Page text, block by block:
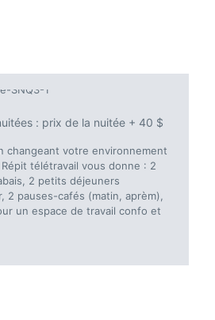
: prix de la nuitée + 40 $
changeant votre environnement
télétravail vous donne : 2
2 petits déjeuners
2 pauses-cafés (matin, aprèm),
un espace de travail confo et